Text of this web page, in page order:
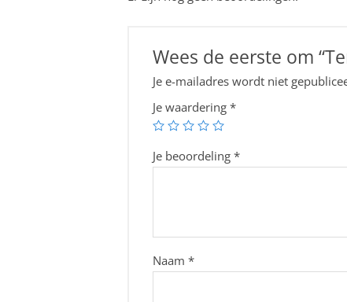
Wees de eerste om
Je e-mailadres wordt niet
Je waardering *
Je beoordeling *
Naam *